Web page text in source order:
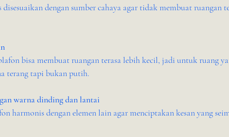
terang tapi bukan putih.
warna dinding dan lantai